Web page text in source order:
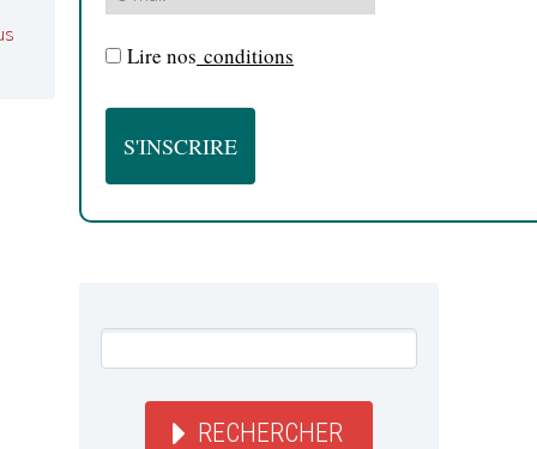
Lire nos conditions
RECHERCHER